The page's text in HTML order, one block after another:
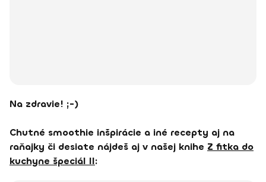
Na zdravie! ;-)
Chutné smoothie inšpirácie a iné recepty aj na
raňajky či desiate nájdeš aj v našej knihe Z fitka do
kuchyne špeciál II: